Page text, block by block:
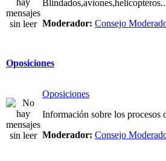
Moderador: Consejo
Oposiciones
Oposiciones
Información sobre los procesos
Moderador: Consejo